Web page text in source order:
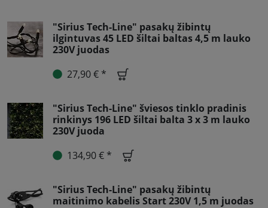
"Sirius Tech-Line" pasakų žibintų
ilgintuvas 45 LED šiltai baltas 4,5 m lauko
230V juodas
27,90 € *
"Sirius Tech-Line" šviesos tinklo pradinis
rinkinys 196 LED šiltai balta 3 x 3 m lauko
230V juoda
134,90 € *
"Sirius Tech-Line" pasakų žibintų
maitinimo kabelis Start 230V 1,5 m juodas